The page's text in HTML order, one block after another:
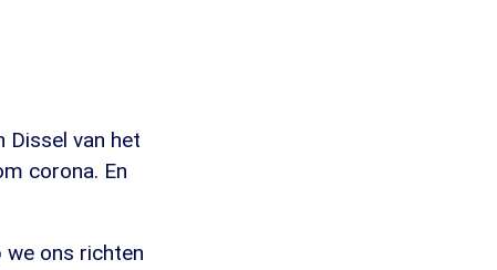
Dissel van het
corona. En
ons richten